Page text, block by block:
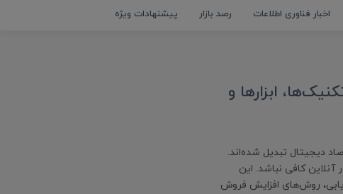
اخبار فناوری اطلاعات رصد بازار پیشنهادات ویژه
ابزارها و
دیجیتال تبدیل شده‌اند.
کافی نباشد. این
روش‌های افزایش فروش